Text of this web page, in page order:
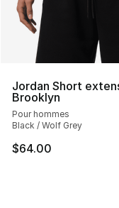
Jordan Short
Brooklyn
Pour hommes
Black / Wolf Grey
$64.00